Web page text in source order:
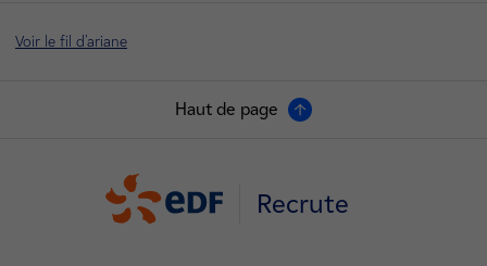
Voir le fil d'ariane
Haut de page
Recrute